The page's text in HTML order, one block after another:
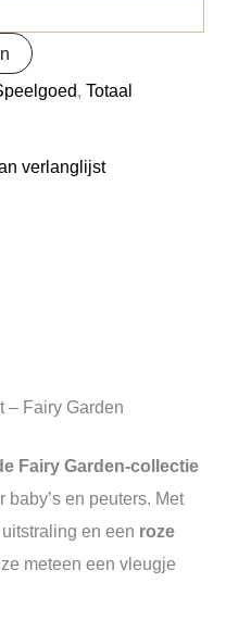
Totaal
verlanglijst
– Fairy Garden
Fairy Garden-collectie
en peuters. Met
en een roze
meteen een vleugje